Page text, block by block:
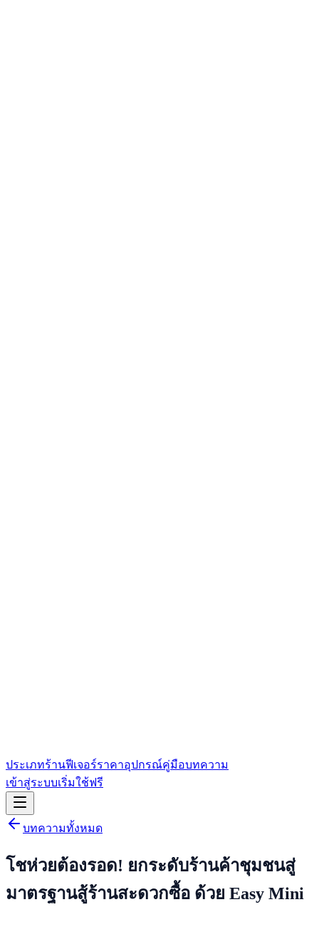
ประเภทร้านฟีเจอร์ราคาอุปกรณ์คู่มือบทความ
เข้าสู่ระบบเริ่มใช้ฟรี
บทความทั้งหมด
โชห่วยต้องรอด! ยกระดับร้านค้าชุมชนสู่
มาตรฐานสู้ร้านสะดวกซื้อ ด้วย Easy Mini